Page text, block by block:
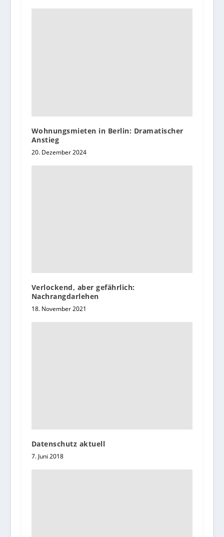
Wohnungsmieten in Berlin: Dramatischer
Anstieg
20. Dezember 2024
Verlockend, aber gefährlich:
Nachrangdarlehen
18. November 2021
Datenschutz aktuell
7. Juni 2018